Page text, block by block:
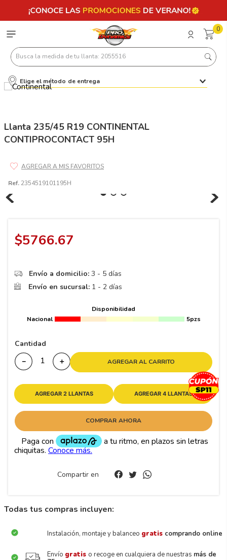
0
Busca la medida de tu llanta: 2055516
Elige el método de entrega
Llanta 235/45 R19 CONTINENTAL
CONTIPROCONTACT 95H
Ref. 2354519101195H
$5766.67
Envío a domicilio: 3 - 5 días
Envío en sucursal: 1 - 2 días
Disponibilidad
Nacional
5pzs
Cantidad
＋
－ AGREGAR AL CARRITO
AGREGAR 2 LLANTAS AGREGAR 4 LLANTAS
COMPRAR AHORA
Compartir en
Todas tus compras incluyen:
Instalación, montaje y balanceo gratis comprando online
Envío gratis o recoge en cualquiera de nuestras más de
Términos más buscados
3
6 205